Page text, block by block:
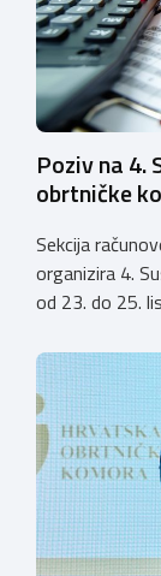
Poziv na
obrtničke
Sekcija
organizira 4.
od 23. do 25.
otvoren u
domaćina.
predavanja,
aktualne